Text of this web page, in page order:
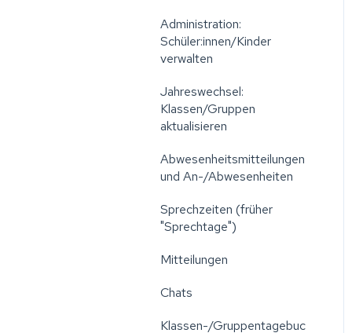
Administration:
Schüler:innen/Kinder
verwalten
Jahreswechsel:
Klassen/Gruppen
aktualisieren
Abwesenheitsmitteilungen
und An-/Abwesenheiten
Sprechzeiten (früher
"Sprechtage")
Mitteilungen
Chats
Klassen-/Gruppentagebuc